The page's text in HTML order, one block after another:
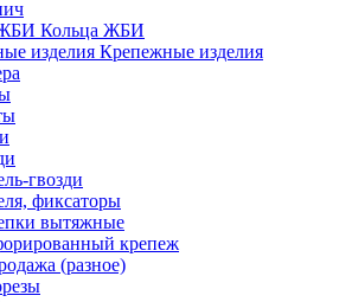
Кольца ЖБИ
Крепежные изделия
гвозди
фиксаторы
вытяжные
крепеж
(разное)